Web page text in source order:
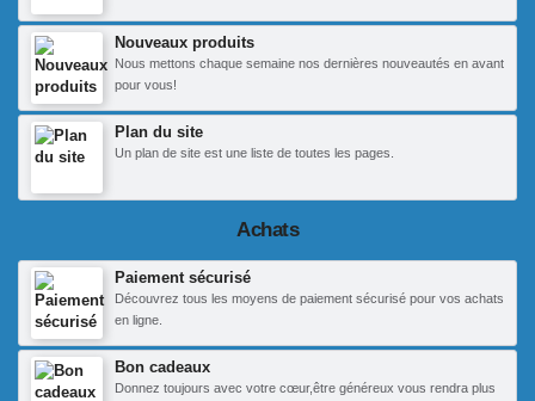
Nouveaux produits
Nous mettons chaque semaine nos dernières nouveautés en avant
pour vous!
Plan du site
Un plan de site est une liste de toutes les pages.
Achats
Paiement sécurisé
Découvrez tous les moyens de paiement sécurisé pour vos achats
en ligne.
Bon cadeaux
Donnez toujours avec votre cœur,être généreux vous rendra plus